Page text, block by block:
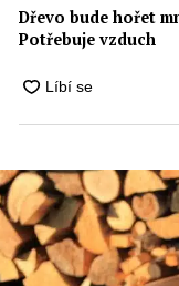
Dřevo bude hořet
Potřebuje vzduch